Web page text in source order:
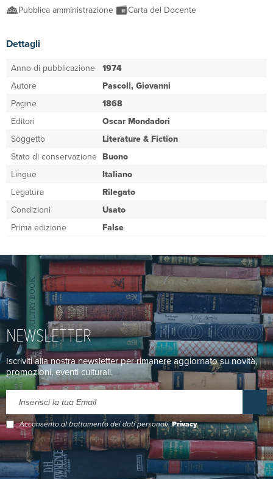
Pubblica amministrazione
Carta del Docente
Dettagli
Anno di pubblicazione 1974
Autore
Pascoli, Giovanni
Pagine
1868
Editori
Oscar Mondadori
Soggetto
Literature & Fiction
Stato di conservazione Buono
Lingue
Italiano
Legatura
Rilegato
Condizioni
Usato
Prima edizione
False
NEWSLETTER
Iscriviti alla nostra newsletter per rimanere aggiornato su novità,
promozioni, eventi culturali.
Acconsento al trattamento dei dati personali.Privacy